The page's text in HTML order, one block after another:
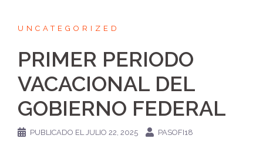
UNCATEGORIZED
PRIMER PERIODO
VACACIONAL DEL
GOBIERNO FEDERAL
PUBLICADO ELJULIO 22, 2025 PASOFI18